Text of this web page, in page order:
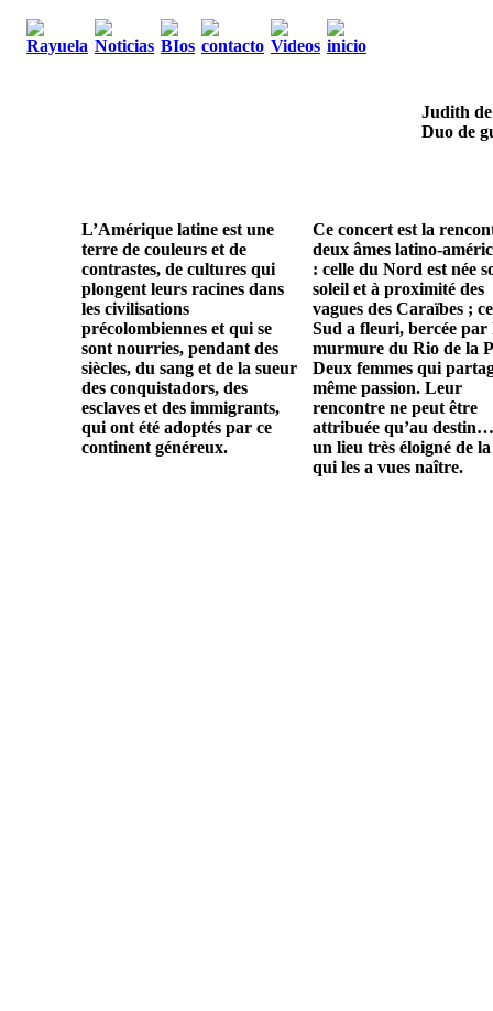
Judith
Duo de
L’Amérique latine est une
terre de couleurs et de
contrastes, de cultures qui
plongent leurs racines dans
les civilisations
précolombiennes et qui se
sont nourries, pendant des
siècles, du sang et de la sueur
des conquistadors, des
esclaves et des immigrants,
qui ont été adoptés par ce
continent généreux.
Ce concert est la
deux âmes latino-
: celle du Nord est née
soleil et à proximité des
vagues des Caraïbes ;
Sud a fleuri, bercée par
murmure du Rio de la
Deux femmes qui
même passion. Leur
rencontre ne peut être
attribuée qu’au
un lieu très éloigné de
qui les a vues naître.